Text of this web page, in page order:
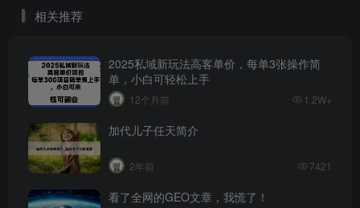
相关推荐
2025私域新玩法高客单价，每单3张操作简
单，小白可轻松上手
12个月前 1.2W+
加代儿子任天简介
2年前 7421
看了全网的GEO文章，我慌了！